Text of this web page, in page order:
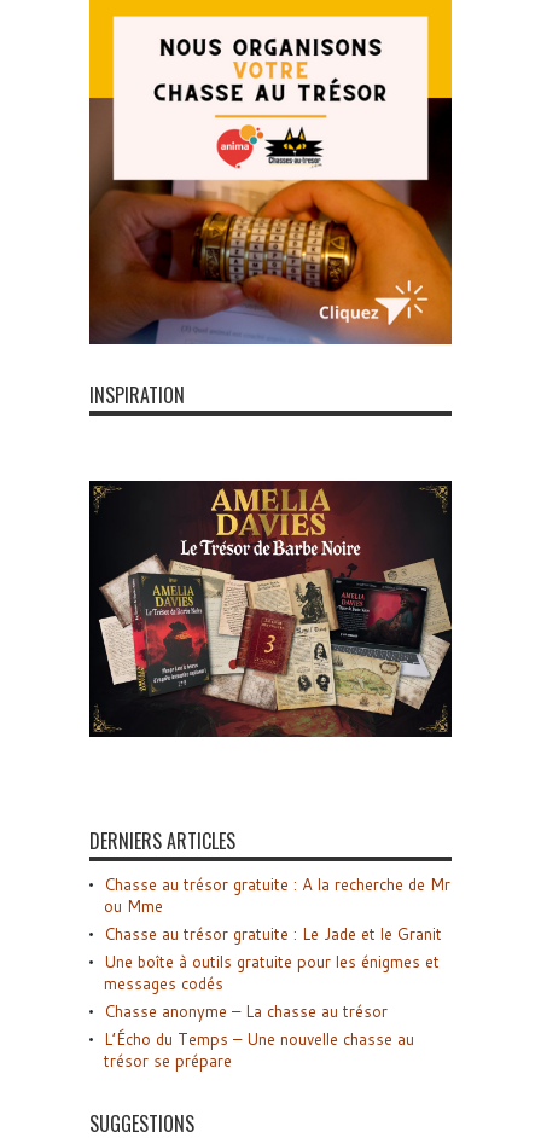
INSPIRATION
DERNIERS ARTICLES
Chasse au trésor gratuite : A la recherche de Mr
ou Mme
Chasse au trésor gratuite : Le Jade et le Granit
Une boîte à outils gratuite pour les énigmes et
messages codés
Chasse anonyme – La chasse au trésor
L’Écho du Temps – Une nouvelle chasse au
trésor se prépare
SUGGESTIONS